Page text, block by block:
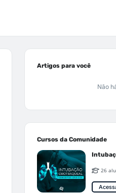
Artigos para você
Não
Cursos da Comunidade
26